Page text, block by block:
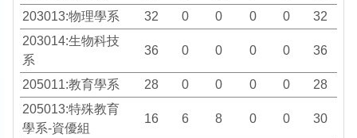
203013:物理學系
32 0 0 0 0
32
203014:生物科技
系
36 0 0 0 0 36
205011:教育學系 28 0 0 0 0
28
205013:特殊教育
學系-資優組
16 6 8 0 0 30